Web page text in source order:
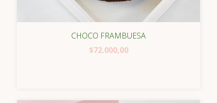
CHOCO FRAMBUESA
$72.000,00